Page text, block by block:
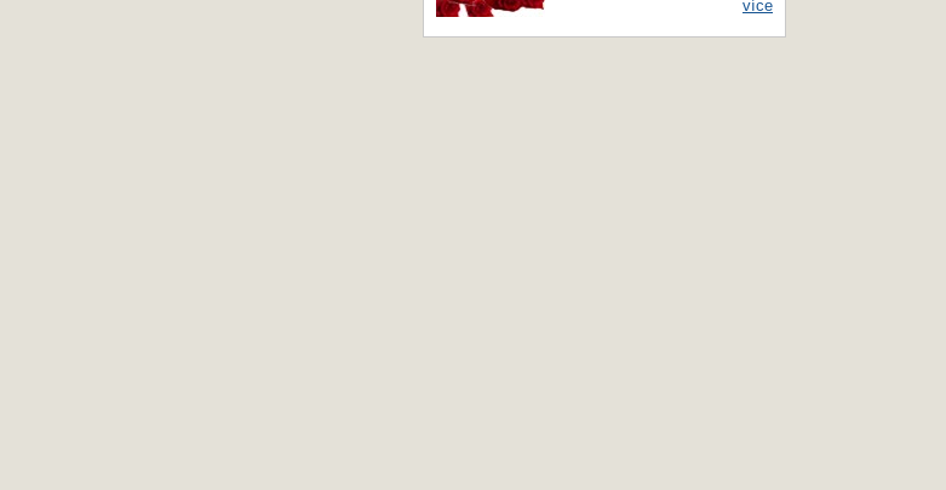
více